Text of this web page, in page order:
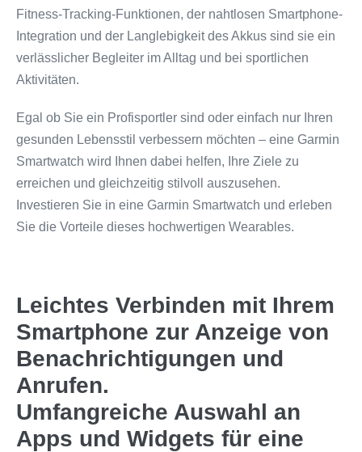
Fitness-Tracking-Funktionen, der nahtlosen Smartphone-
Integration und der Langlebigkeit des Akkus sind sie ein
verlässlicher Begleiter im Alltag und bei sportlichen
Aktivitäten.
Egal ob Sie ein Profisportler sind oder einfach nur Ihren
gesunden Lebensstil verbessern möchten – eine Garmin
Smartwatch wird Ihnen dabei helfen, Ihre Ziele zu
erreichen und gleichzeitig stilvoll auszusehen.
Investieren Sie in eine Garmin Smartwatch und erleben
Sie die Vorteile dieses hochwertigen Wearables.
Leichtes Verbinden mit Ihrem
Smartphone zur Anzeige von
Benachrichtigungen und
Anrufen.
Umfangreiche Auswahl an
Apps und Widgets für eine